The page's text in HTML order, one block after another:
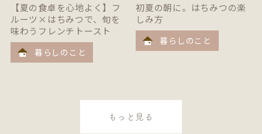
【夏の食卓を心地よく】フ
ルーツ×はちみつで、旬を
味わうフレンチトースト
暮らしのこと
初夏の朝に。はちみつの楽
しみ方
暮らしのこと
もっと見る